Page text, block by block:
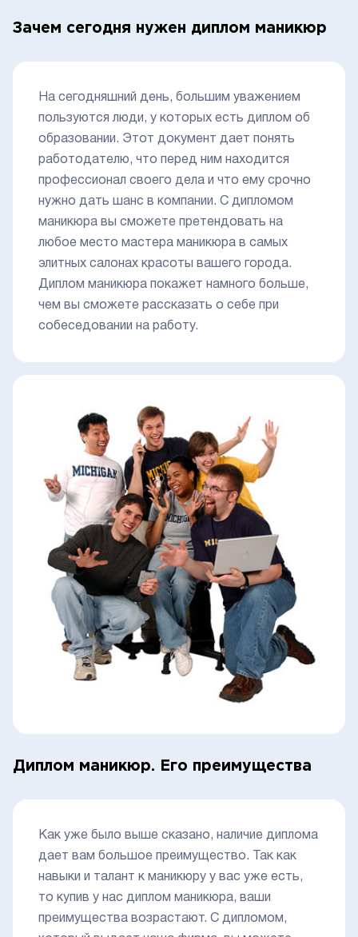
Зачем сегодня нужен диплом маникюр
На сегодняшний день, большим уважением
пользуются люди, у которых есть диплом об
образовании. Этот документ дает понять
работодателю, что перед ним находится
профессионал своего дела и что ему срочно
нужно дать шанс в компании. С дипломом
маникюра вы сможете претендовать на
любое место мастера маникюра в самых
элитных салонах красоты вашего города.
Диплом маникюра покажет намного больше,
чем вы сможете рассказать о себе при
собеседовании на работу.
Диплом маникюр. Его преимущества
Как уже было выше сказано, наличие диплома
дает вам большое преимущество. Так как
навыки и талант к маникюру у вас уже есть,
то купив у нас диплом маникюра, ваши
преимущества возрастают. С дипломом,